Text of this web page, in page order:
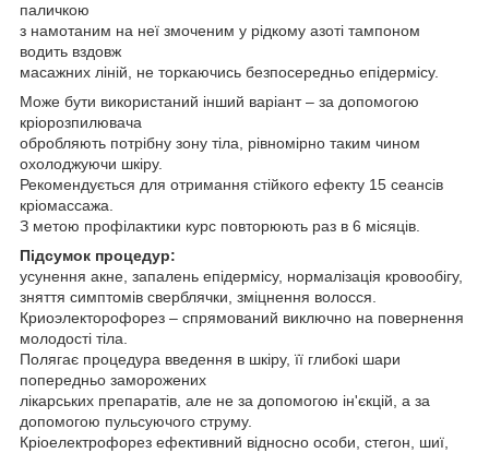
паличкою
з намотаним на неї змоченим у рідкому азоті тампоном
водить вздовж
масажних ліній, не торкаючись безпосередньо епідермісу.
Може бути використаний інший варіант – за допомогою
кріорозпилювача
обробляють потрібну зону тіла, рівномірно таким чином
охолоджуючи шкіру.
Рекомендується для отримання стійкого ефекту 15 сеансів
кріомассажа.
З метою профілактики курс повторюють раз в 6 місяців.
Підсумок процедур:
усунення акне, запалень епідермісу, нормалізація кровообігу,
зняття симптомів сверблячки, зміцнення волосся.
Криоэлекторофорез – спрямований виключно на повернення
молодості тіла.
Полягає процедура введення в шкіру, її глибокі шари
попередньо заморожених
лікарських препаратів, але не за допомогою ін'єкцій, а за
допомогою пульсуючого струму.
Кріоелектрофорез ефективний відносно особи, стегон, шиї,